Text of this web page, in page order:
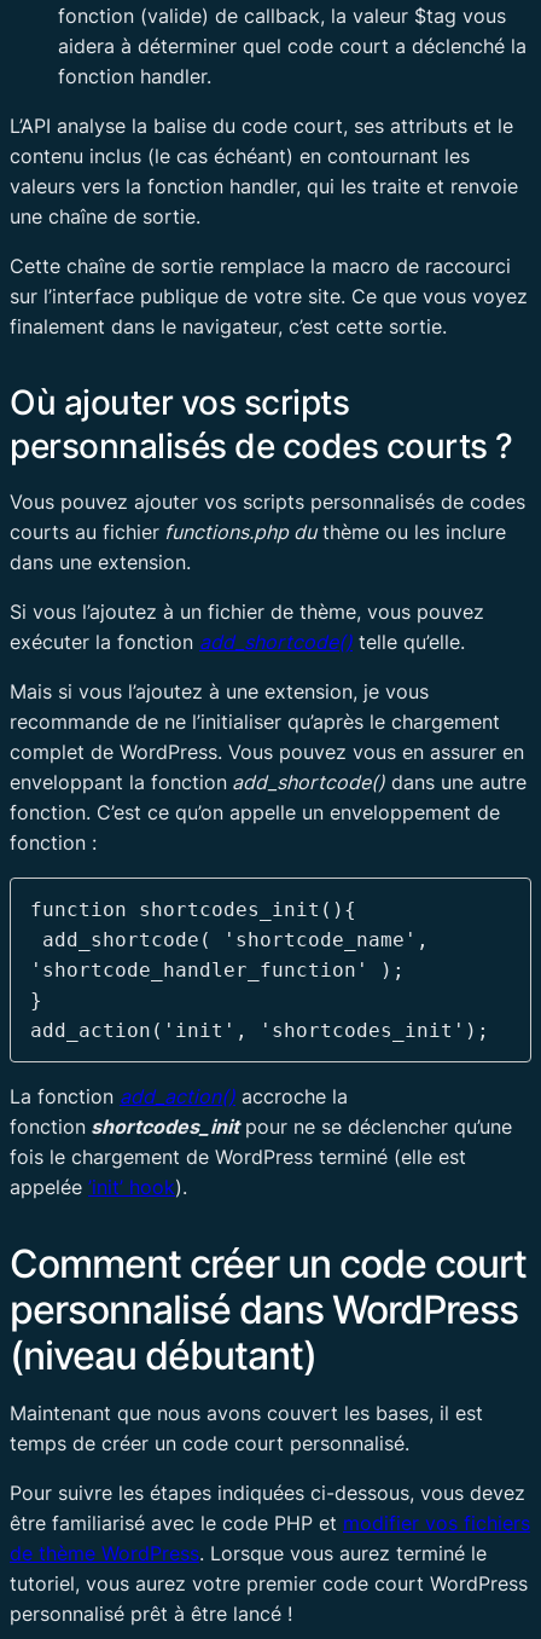
fonction (valide) de callback, la valeur $tag vous
aidera à déterminer quel code court a déclenché la
fonction handler.
L’API analyse la balise du code court, ses attributs et le
contenu inclus (le cas échéant) en contournant les
valeurs vers la fonction handler, qui les traite et renvoie
une chaîne de sortie.
Cette chaîne de sortie remplace la macro de raccourci
sur l’interface publique de votre site. Ce que vous voyez
finalement dans le navigateur, c’est cette sortie.
Où ajouter vos scripts
personnalisés de codes courts ?
Vous pouvez ajouter vos scripts personnalisés de codes
courts au fichier functions.php duthème ou les inclure
dans une extension.
Si vous l’ajoutez à un fichier de thème, vous pouvez
exécuter la fonction add_shortcode() telle qu’elle.
Mais si vous l’ajoutez à une extension, je vous
recommande de ne l’initialiser qu’après le chargement
complet de WordPress. Vous pouvez vous en assurer en
enveloppant la fonction add_shortcode() dans une autre
fonction. C’est ce qu’on appelle un enveloppement de
fonction :
function shortcodes_init(){
'shortcode_handler_function' );
}
add_action('init', 'shortcodes_init');
La fonction add_action() accroche la
fonction shortcodes_initpour ne se déclencher qu’une
fois le chargement de WordPress terminé (elle est
appelée ’init’ hook).
Comment créer un code court
personnalisé dans WordPress
(niveau débutant)
Maintenant que nous avons couvert les bases, il est
temps de créer un code court personnalisé.
Pour suivre les étapes indiquées ci-dessous, vous devez
être familiarisé avec le code PHP et modifier vos fichiers
de thème WordPress. Lorsque vous aurez terminé le
tutoriel, vous aurez votre premier code court WordPress
personnalisé prêt à être lancé !